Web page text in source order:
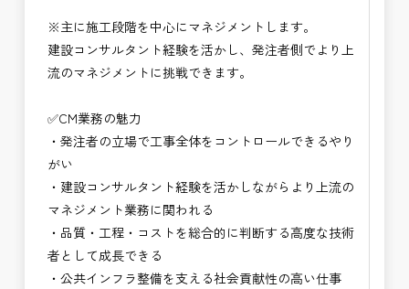
・設計コンサルティング業務（数量算出、図面の
修正など）
・河川巡視支援業務
・調査設計資料作成業務
・施工体制調査員
・建設プロジェクト・マネジメント業務
・PM業務、CM業務
※応募書類等の送付方法につきましては、基本的に
Ｅメールで送付
頂きたいと思います。
※主に施工段階を中心にマネジメントします。
建設コンサルタント経験を活かし、発注者側でより上
流のマネジメントに挑戦できます。
✅CM業務の魅力
・発注者の立場で工事全体をコントロールできるやり
がい
・建設コンサルタント経験を活かしながらより上流の
マネジメント業務に関われる
・品質・工程・コストを総合的に判断する高度な技術
者として成長できる
・公共インフラ整備を支える社会貢献性の高い仕事